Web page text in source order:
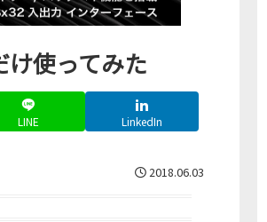
使ってみた
LINE LinkedIn
2018.06.03